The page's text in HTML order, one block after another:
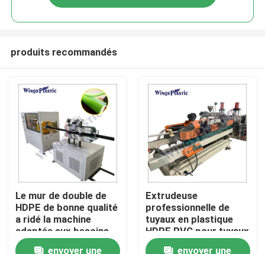
Produits
Au sujet de nous
produits recommandés
Le mur de double de
HDPE de bonne qualité
a ridé la machine
adaptée aux besoins
du client d'extrusion
envoyer une
Extrudeuse
professionnelle de
tuyaux en plastique
HDPE PVC pour tuyaux
ondulés à double paroi
envoyer une